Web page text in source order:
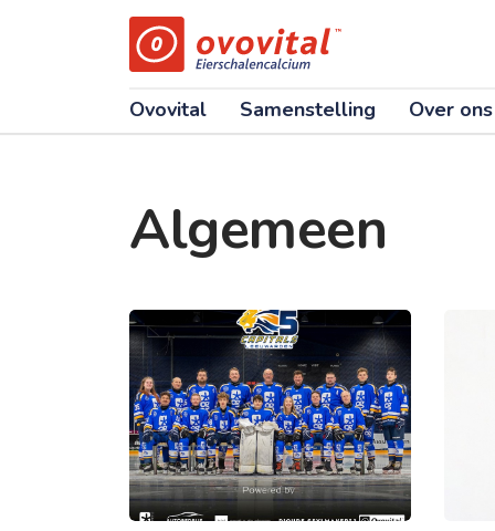
Ovovital Samenstelling Over ons
Algemeen